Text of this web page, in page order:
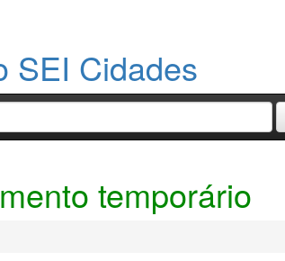
SEI Cidades
temporário